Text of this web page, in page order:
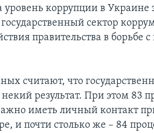
уровень коррупции в Украине
сектор
правительства в борьбе
считают, что
результат. При этом 83
иметь личный контакт
и почти столько же – 84